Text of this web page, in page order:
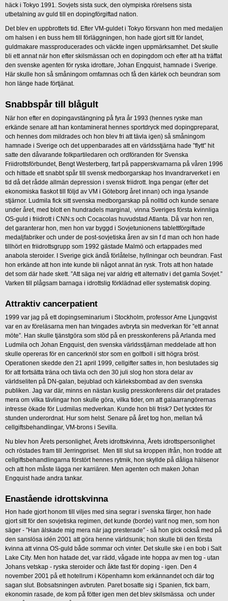
häck i Tokyo 1991. Sovjets sista suck, den olympiska rörelsens sista
utbetalning av guld till en dopingförgiftad nation.
Det blev en uppbrottets tid. Efter VM-guldet i Tokyo försvann hon med medaljen
om halsen i en buss hem till förläggningen, hon hade gjort sitt för landet,
guldmakare massproducerades och väckte ingen uppmärksamhet. Det skulle
bli ett annat när hon efter skilsmässan och en dopingdom och efter att ha träffat
den svenske agenten för ryska idrottare, Johan Engquist, hamnade i Sverige.
Här skulle hon så småningom omfamnas och få den kärlek och beundran som
hon länge hade förtjänat.
Snabbspår till blågult
När hon efter en dopingavstängning på fyra år 1993 (hennes ryske man
erkände senare att han kontaminerat hennes sportdryck med dopingpreparat,
och hennes dom mildrades och hon blev fri att tävla igen) så småningom
hamnade i Sverige och det uppenbarades att en världsstjärna hade ”flytt” hit
satte den dåvarande folkpartiledaren och ordföranden för Svenska
Friidrottsförbundet, Bengt Westerberg, fart på papperskvarnarna på våren 1996
och hittade ett snabbt spår till svensk medborgarskap hos Invandrarverket i en
tid då det rådde allmän depression i svensk friidrott. Inga pengar (efter det
ekonomiska fiaskot till följd av VM i Göteborg året innan) och inga lysande
stjärnor. Ludmila fick sitt svenska medborgarskap på nolltid och kunde senare
under året, med blott en hundradels marginal, vinna Sveriges första kvinnliga
OS-guld i friidrott i CNN:s och Cocacolas huvudstad Atlanta. Då var hon ren,
det garanterar hon, men hon var byggd i Sovjetunionens tablettförgiftade
medaljfabriker och under de post-sovjetiska åren av sin f d man och hon hade
tillhört en friidrottsgrupp som 1992 gästade Malmö och ertappades med
anabola steroider. I Sverige gick ändå förlåtelse, hyllningar och beundran. Fast
hon erkände att hon inte kunde bli något annat än rysk. Trots att hon hatade
det som där hade skett. ”Att säga nej var aldrig ett alternativ i det gamla Sovjet.”
Varken till plågsam barnaga i idrottslig förklädnad eller systematisk doping.
Attraktiv cancerpatient
1999 var jag på ett dopingseminarium i Stockholm, professor Arne Ljungqvist
var en av föreläsarna men han tvingades avbryta sin medverkan för ”ett annat
möte”. Han skulle tjänstgöra som stöd på en presskonferens på Arlanda med
Ludmila och Johan Engquist, den svenska världsstjärnan meddelade att hon
skulle opereras för en cancerknöl stor som en golfboll i sitt högra bröst.
Operationen skedde den 21 april 1999, cellgifter sattes in, hon beslutades sig
för att fortsätta träna och tävla och den 30 juli slog hon stora delar av
världseliten på DN-galan, bejublad och kärleksbombad av den svenska
publiken. Jag var där, minns en nästan kuslig presskonferens där det pratades
mera om vilka tävlingar hon skulle göra, vilka tider, om att galaarrangörernas
intresse ökade för Ludmilas medverkan. Kunde hon bli frisk? Det tycktes för
stunden underordnat. Hur som helst. Senare på året tog hon, mellan två
cellgiftsbehandlingar, VM-brons i Sevilla.
Nu blev hon Årets personlighet, Årets idrottskvinna, Årets idrottspersonlighet
och röstades fram till Jerringpriset. Men till slut sa kroppen ifrån, hon trodde att
cellgiftsbehandlingarna förstört hennes rytmik, hon skyllde på dåliga hälsenor
och att hon måste lägga ner karriären. Men agenten och maken Johan
Engquist hade andra tankar.
Enastående idrottskvinna
Hon hade gjort honom till viljes med sina segrar i svenska färger, hon hade
gjort sitt för den sovjetiska regimen, det kunde (borde) varit nog men, som hon
säger - ”Han älskade mig mera när jag presterade” - så hon gick också med på
den sanslösa idén 2001 att göra henne världsunik; hon skulle bli den första
kvinna att vinna OS-guld både sommar och vinter. Det skulle ske i en bob i Salt
Lake City. Men hon hatade det, var rädd, vågade inte hoppa av men tog - utan
Johans vetskap - ryska steroider och åkte fast för doping - igen. Den 4
november 2001 på ett hotellrum i Köpenhamn kom erkännandet och där tog
sagan slut. Bobsatsningen avbruten. Paret bosatte sig i Spanien, fick barn,
ekonomin rasade, de kom på fötter igen men det blev skilsmässa och under